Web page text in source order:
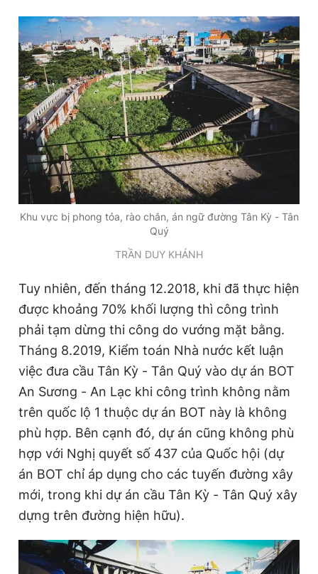
Khu vực bị phong tỏa, rào chắn, án ngữ đường Tân Kỳ - Tân
Quý
TRẦN DUY KHÁNH
Tuy nhiên, đến tháng 12.2018, khi đã thực hiện
được khoảng 70% khối lượng thì công trình
phải tạm dừng thi công do vướng mặt bằng.
Tháng 8.2019, Kiểm toán Nhà nước kết luận
việc đưa cầu Tân Kỳ - Tân Quý vào dự án BOT
An Sương - An Lạc khi công trình không nằm
trên quốc lộ 1 thuộc dự án BOT này là không
phù hợp. Bên cạnh đó, dự án cũng không phù
hợp với Nghị quyết số 437 của Quốc hội (dự
án BOT chỉ áp dụng cho các tuyến đường xây
mới, trong khi dự án cầu Tân Kỳ - Tân Quý xây
dựng trên đường hiện hữu).